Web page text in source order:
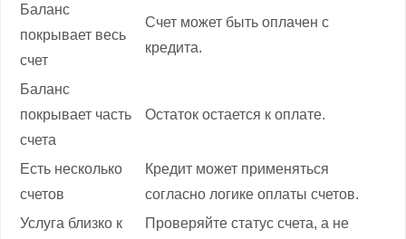
Баланс
покрывает весь
счет
Счет может быть оплачен с
кредита.
Баланс
покрывает часть
счета
Остаток остается к оплате.
Есть несколько
счетов
Кредит может применяться
согласно логике оплаты счетов.
Услуга близко к
Проверяйте статус счета, а не